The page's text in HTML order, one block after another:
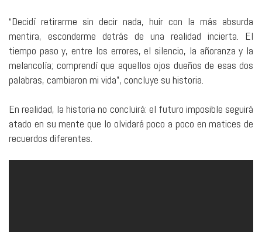
“Decidí retirarme sin decir nada, huir con la más absurda
mentira, esconderme detrás de una realidad incierta. El
tiempo paso y, entre los errores, el silencio, la añoranza y la
melancolía; comprendí que aquellos ojos dueños de esas dos
palabras, cambiaron mi vida”, concluye su historia.
En realidad, la historia no concluirá: el futuro imposible seguirá
atado en su mente que lo olvidará poco a poco en matices de
recuerdos diferentes.